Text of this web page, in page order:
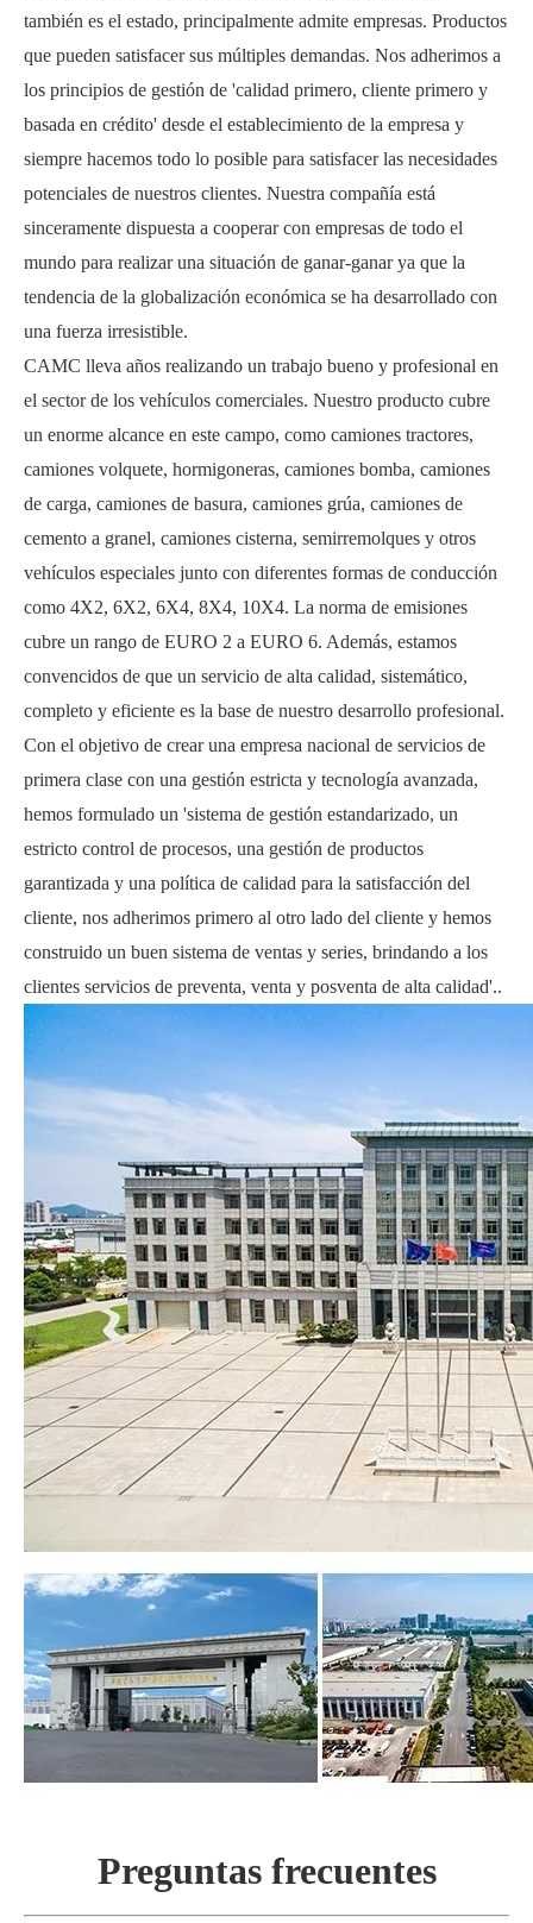
también es el estado, principalmente admite empresas. Productos
que pueden satisfacer sus múltiples demandas. Nos adherimos a
los principios de gestión de 'calidad primero, cliente primero y
basada en crédito' desde el establecimiento de la empresa y
siempre hacemos todo lo posible para satisfacer las necesidades
potenciales de nuestros clientes. Nuestra compañía está
sinceramente dispuesta a cooperar con empresas de todo el
mundo para realizar una situación de ganar-ganar ya que la
tendencia de la globalización económica se ha desarrollado con
una fuerza irresistible.
CAMC lleva años realizando un trabajo bueno y profesional en
el sector de los vehículos comerciales. Nuestro producto cubre
un enorme alcance en este campo, como camiones tractores,
camiones volquete, hormigoneras, camiones bomba, camiones
de carga, camiones de basura, camiones grúa, camiones de
cemento a granel, camiones cisterna, semirremolques y otros
vehículos especiales junto con diferentes formas de conducción
como 4X2, 6X2, 6X4, 8X4, 10X4. La norma de emisiones
cubre un rango de EURO 2 a EURO 6. Además, estamos
convencidos de que un servicio de alta calidad, sistemático,
completo y eficiente es la base de nuestro desarrollo profesional.
Con el objetivo de crear una empresa nacional de servicios de
primera clase con una gestión estricta y tecnología avanzada,
hemos formulado un 'sistema de gestión estandarizado, un
estricto control de procesos, una gestión de productos
garantizada y una política de calidad para la satisfacción del
cliente, nos adherimos primero al otro lado del cliente y hemos
construido un buen sistema de ventas y series, brindando a los
clientes servicios de preventa, venta y posventa de alta calidad'..
Preguntas frecuentes